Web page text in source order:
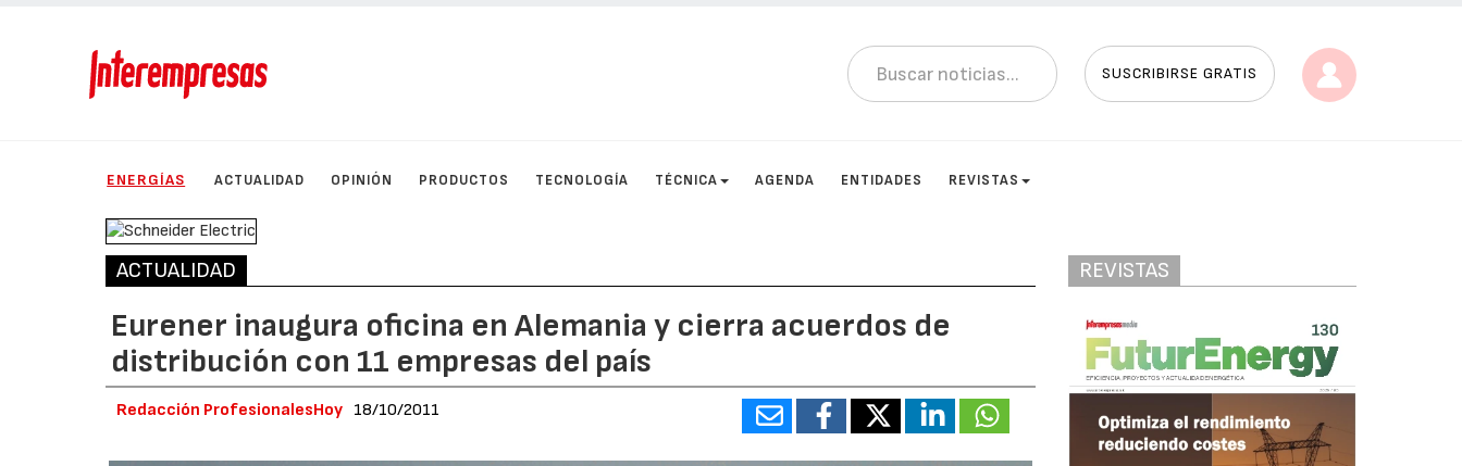
SUSCRIBIRSE GRATIS
ENERGÍAS ACTUALIDAD OPINIÓN PRODUCTOS TECNOLOGÍA TÉCNICA AGENDA ENTIDADES REVISTAS
ACTUALIDAD
Eurener inaugura oficina en Alemania y cierra acuerdos de
distribución con 11 empresas del país
Redacción ProfesionalesHoy 18/10/2011
REVISTAS